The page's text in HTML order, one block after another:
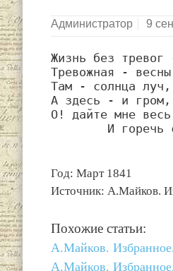
Администратор 9
Жизнь без тревог
Тревожная -
Там - солнца
А здесь - и
О! дайте мне весь
И горечь
Год: Март 1841
Источник: А.Майков.
Похожие статьи:
А.Майков.
А.Майков.